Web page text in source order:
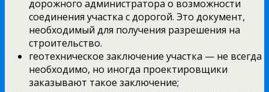
дорожного администратора о возможности
соединения участка с дорогой. Это документ,
необходимый для получения разрешения на
строительство.
геотехническое заключение участка — не всегда
необходимо, но иногда проектировщики
заказывают такое заключение;